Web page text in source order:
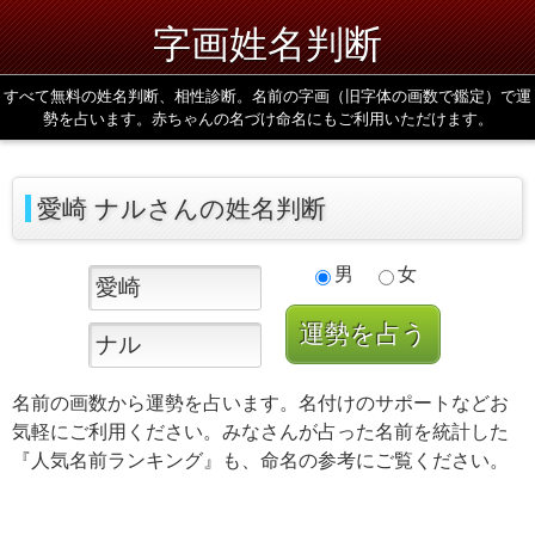
字画姓名判断
すべて無料の姓名判断、相性診断。名前の字画（旧字体の画数で鑑定）で運
勢を占います。赤ちゃんの名づけ命名にもご利用いただけます。
愛崎 ナルさんの姓名判断
男 女
名前の画数から運勢を占います。名付けのサポートなどお
気軽にご利用ください。みなさんが占った名前を統計した
『人気名前ランキング』も、命名の参考にご覧ください。